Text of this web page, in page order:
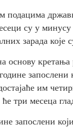
подацима
су у
зарада
основу
им
три месеца
запослени